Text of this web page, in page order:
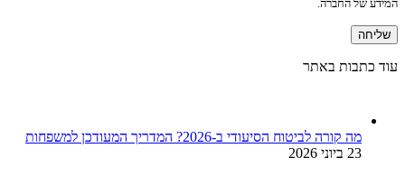
המידע של החברה.
עוד כתבות באתר
מה קורה לביטוח הסיעודי ב-2026? המדריך המעודכן למשפחות
23 ביוני 2026